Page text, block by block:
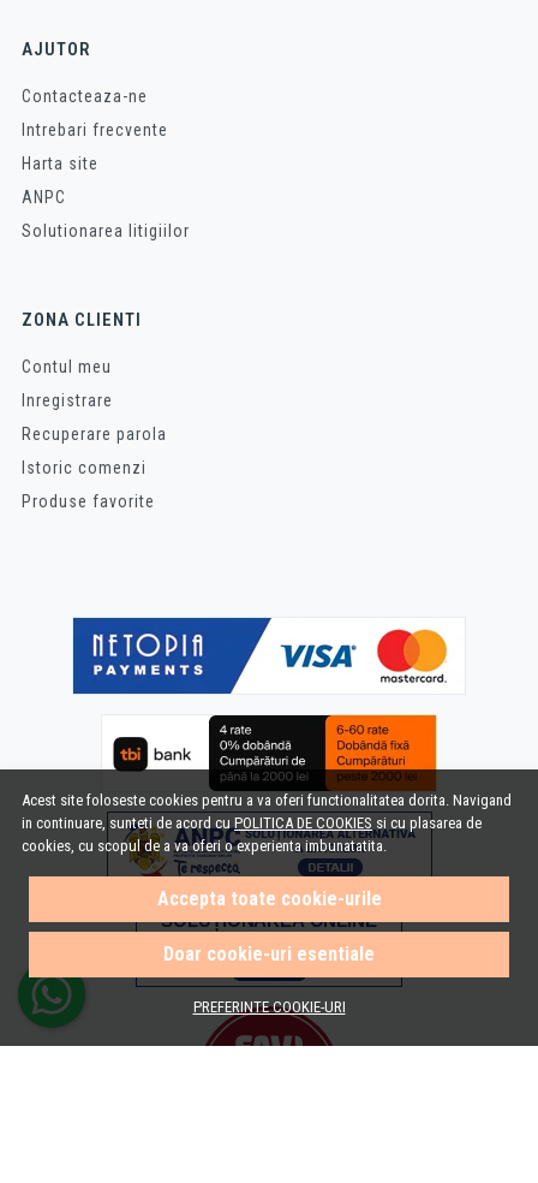
Acest site foloseste cookies pentru a va oferi functionalitatea dorita. Navigand
in continuare, sunteti de acord cuPOLITICA DE COOKIES si cu plasarea de
cookies, cu scopul de a va oferi o experienta imbunatatita.
Accepta toate cookie-urile
Doar cookie-uri esentiale
PREFERINTE COOKIE-URI
AJUTOR
Contacteaza-ne
Intrebari frecvente
Harta site
ANPC
Solutionarea litigiilor
ZONA CLIENTI
Contul meu
Inregistrare
Recuperare parola
Istoric comenzi
Produse favorite